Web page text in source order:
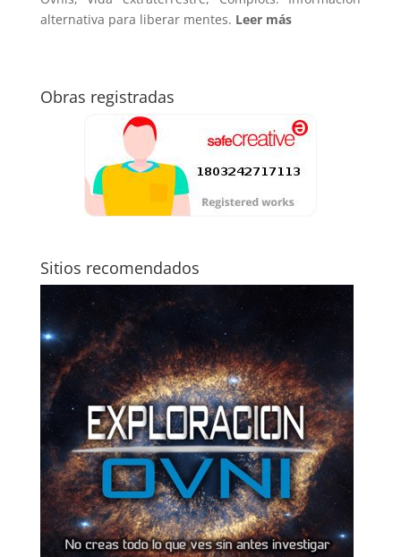
alternativa para liberar mentes. Leer más
Obras registradas
Sitios recomendados